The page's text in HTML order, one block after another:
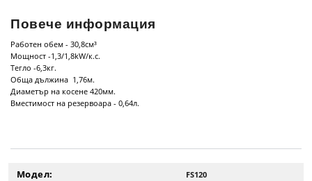
Повече информация
Работен обем - 30,8см³
Мощност -1,3/1,8kW/к.с.
Тегло -6,3кг.
Обща дължина 1,76м.
Диаметър на косене 420мм.
Вместимост на резервоара - 0,64л.
Модел: FS120